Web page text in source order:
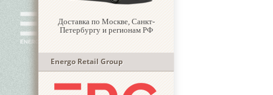
Доставка по Москве, Санкт-
Петербургу и регионам РФ
Energo Retail Group